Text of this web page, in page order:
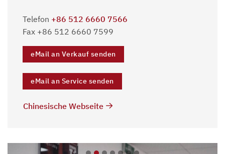
Telefon +86 512 6660 7566
Fax +86 512 6660 7599
eMail an Verkauf senden
eMail an Service senden
Chinesische Webseite